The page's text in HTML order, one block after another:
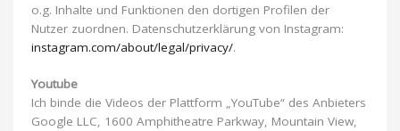
o.g. Inhalte und Funktionen den dortigen Profilen der
Nutzer zuordnen. Datenschutzerklärung von Instagram:
instagram.com/about/legal/privacy/.
Youtube
Ich binde die Videos der Plattform „YouTube“ des Anbieters
Google LLC, 1600 Amphitheatre Parkway, Mountain View,